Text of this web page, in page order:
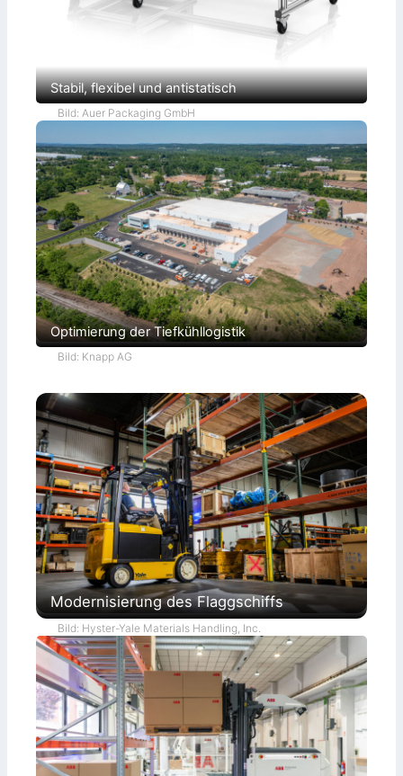
Stabil, flexibel und antistatisch
Bild: Auer Packaging GmbH
Optimierung der Tiefkühllogistik
Bild: Knapp AG
Modernisierung des Flaggschiffs
Bild: Hyster-Yale Materials Handling, Inc.